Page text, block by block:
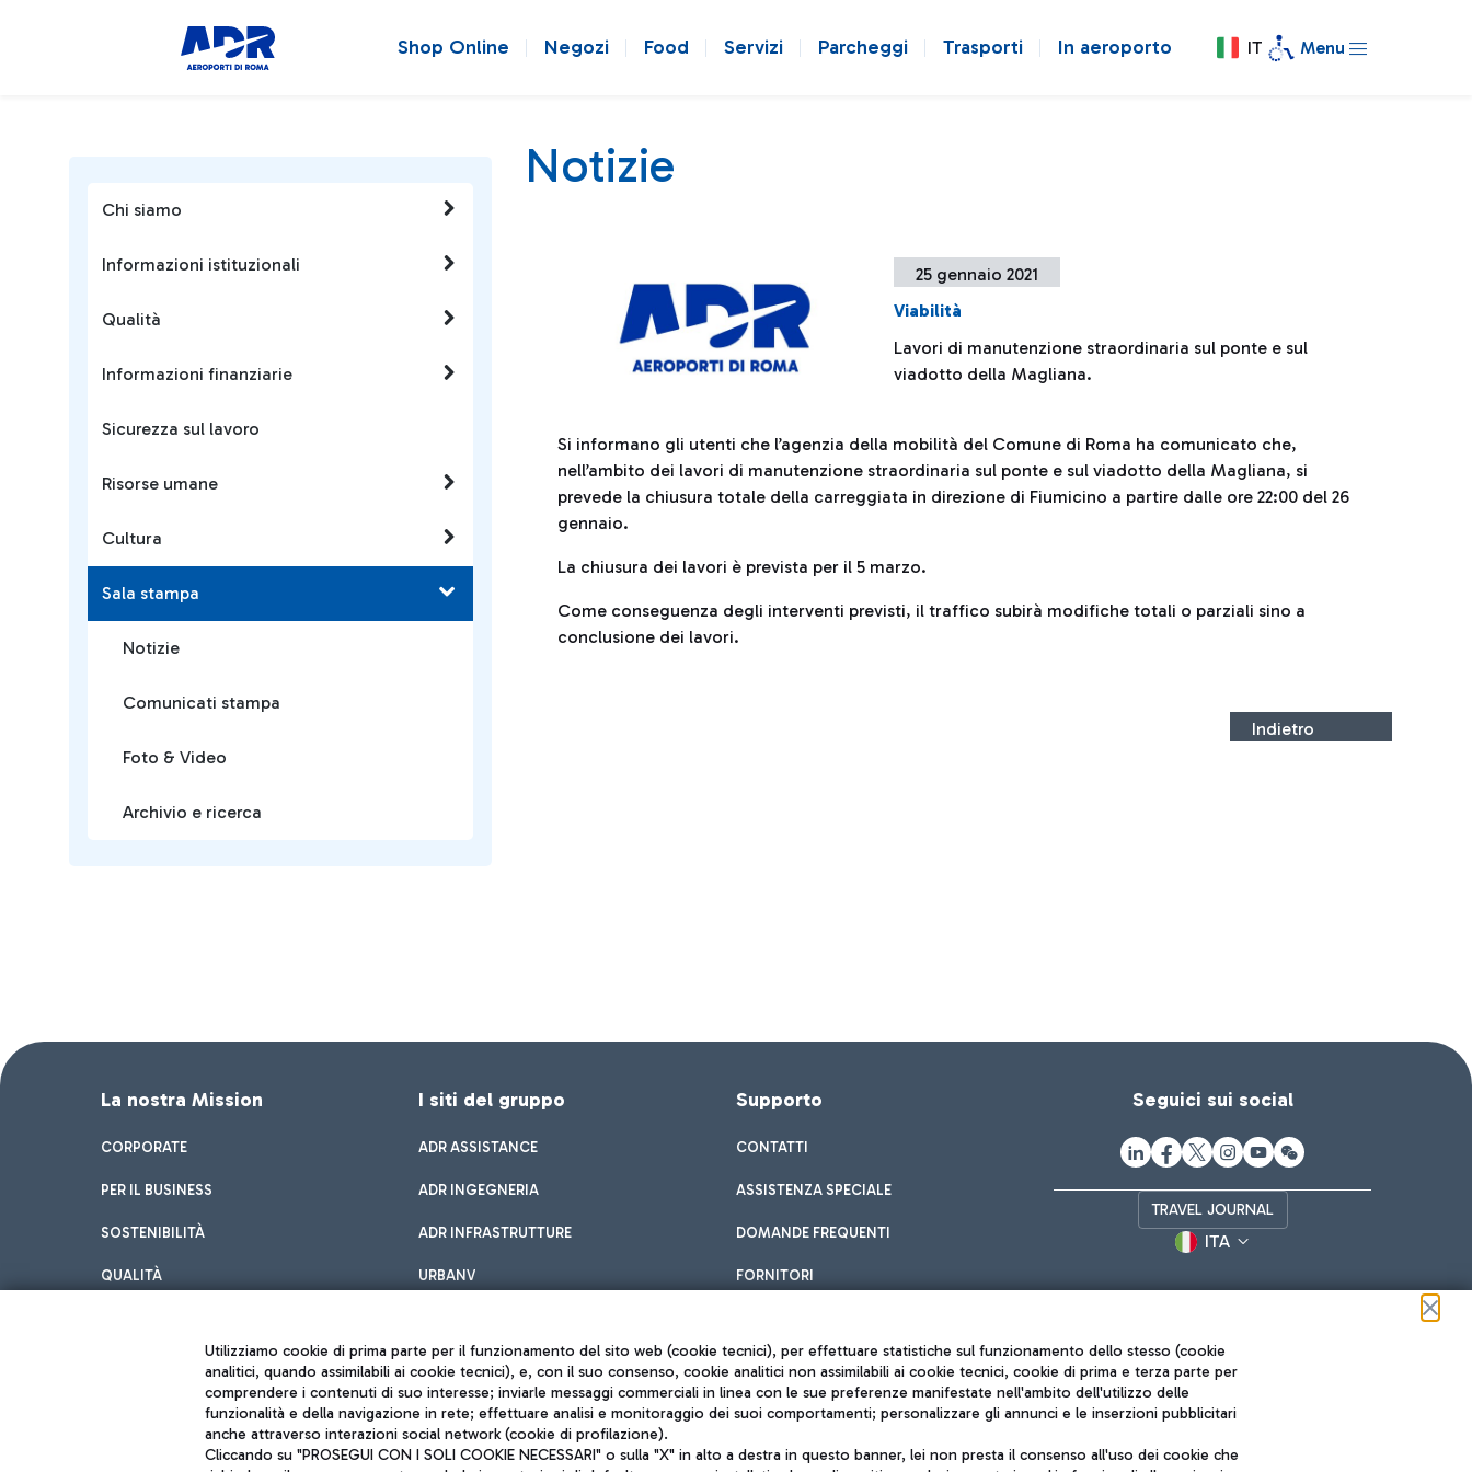
Shop Online Negozi Food Servizi Parcheggi Trasporti In aeroporto IT Menu
Chi siamo
Informazioni istituzionali
Qualità
Informazioni finanziarie
Sicurezza sul lavoro
Risorse umane
Cultura
Sala stampa
Notizie
Comunicati stampa
Foto & Video
Archivio e ricerca
Notizie
25 gennaio 2021
Viabilità
Lavori di manutenzione straordinaria sul ponte e sul
viadotto della Magliana.
Si informano gli utenti che l’agenzia della mobilità del Comune di Roma ha comunicato che,
nell’ambito dei lavori di manutenzione straordinaria sul ponte e sul viadotto della Magliana, si
prevede la chiusura totale della carreggiata in direzione di Fiumicino a partire dalle ore 22:00 del 26
gennaio.
La chiusura dei lavori è prevista per il 5 marzo.
Come conseguenza degli interventi previsti, il traffico subirà modifiche totali o parziali sino a
conclusione dei lavori.
Indietro
La nostra Mission
CORPORATE
PER IL BUSINESS
SOSTENIBILITÀ
QUALITÀ
I siti del gruppo
ADR ASSISTANCE
ADR INGEGNERIA
ADR INFRASTRUTTURE
URBANV
Supporto
CONTATTI
ASSISTENZA SPECIALE
DOMANDE FREQUENTI
FORNITORI
Seguici sui social
TRAVEL JOURNAL
ITA
Note legali
Roma FCO
Utilizziamo cookie di prima parte per il funzionamento del sito web (cookie tecnici), per effettuare statistiche sul funzionamento dello stesso (cookie
analitici, quando assimilabili ai cookie tecnici), e, con il suo consenso, cookie analitici non assimilabili ai cookie tecnici, cookie di prima e terza parte per
comprendere i contenuti di suo interesse; inviarle messaggi commerciali in linea con le sue preferenze manifestate nell'ambito dell'utilizzo delle
funzionalità e della navigazione in rete; effettuare analisi e monitoraggio dei suoi comportamenti; personalizzare gli annunci e le inserzioni pubblicitari
anche attraverso interazioni social network (cookie di profilazione).
Cliccando su "PROSEGUI CON I SOLI COOKIE NECESSARI" o sulla "X" in alto a destra in questo banner, lei non presta il consenso all'uso dei cookie che